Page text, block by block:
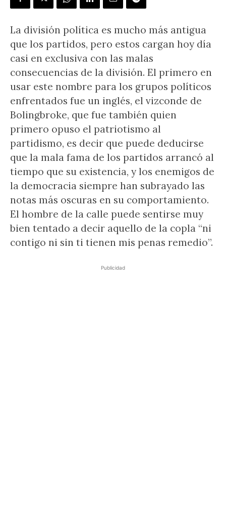
La división política es mucho más antigua
que los partidos, pero estos cargan hoy día
casi en exclusiva con las malas
consecuencias de la división. El primero en
usar este nombre para los grupos políticos
enfrentados fue un inglés, el vizconde de
Bolingbroke, que fue también quien
primero opuso el patriotismo al
partidismo, es decir que puede deducirse
que la mala fama de los partidos arrancó al
tiempo que su existencia, y los enemigos de
la democracia siempre han subrayado las
notas más oscuras en su comportamiento.
El hombre de la calle puede sentirse muy
bien tentado a decir aquello de la copla “ni
contigo ni sin ti tienen mis penas remedio”.
Publicidad